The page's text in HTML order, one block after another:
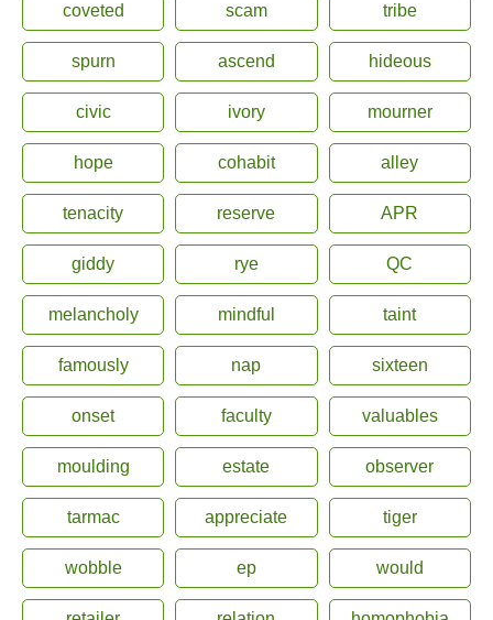
coveted scam tribe
spurn ascend hideous
civic ivory mourner
hope cohabit alley
tenacity reserve APR
giddy rye QC
melancholy mindful taint
famously nap sixteen
onset faculty valuables
moulding estate observer
tarmac appreciate tiger
wobble ep would